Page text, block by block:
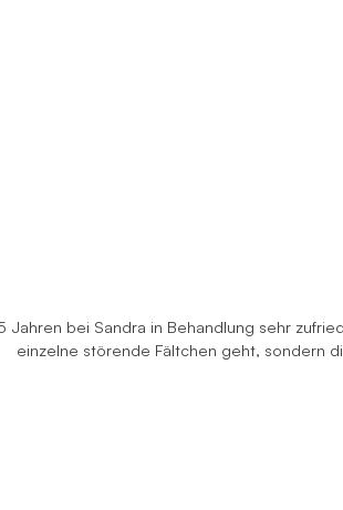
Jahren bei Sandra in Behandlung sehr
einzelne störende Fältchen geht, sondern